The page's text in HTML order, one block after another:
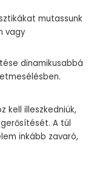
mutassunk
vagy
dinamikusabbá
kell illeszkedniük,
A túl
inkább zavaró,